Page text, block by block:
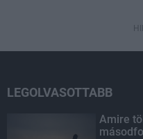
LEGOLVASOTTABB
Amire